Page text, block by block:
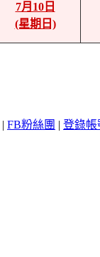
7月10日
(星期日)
| FB粉絲團 | 登錄帳